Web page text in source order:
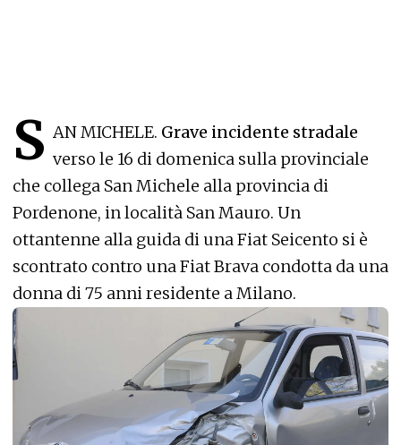
S AN MICHELE. Grave incidente stradale
verso le 16 di domenica sulla provinciale
che collega San Michele alla provincia di
Pordenone, in località San Mauro. Un
ottantenne alla guida di una Fiat Seicento si è
scontrato contro una Fiat Brava condotta da una
donna di 75 anni residente a Milano.